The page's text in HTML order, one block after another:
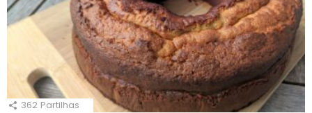
362 Partilhas